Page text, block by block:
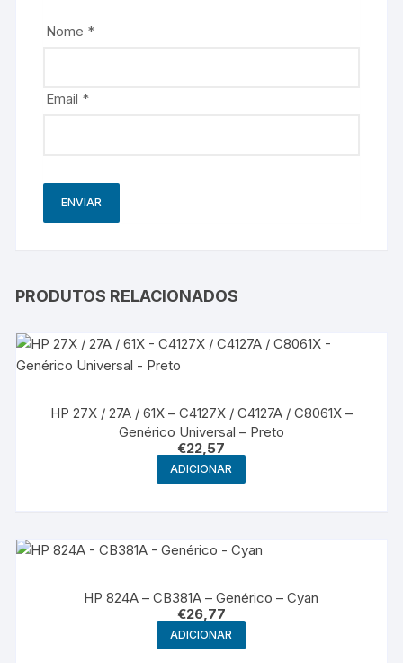
Nome *
Email *
PRODUTOS RELACIONADOS
HP 27X / 27A / 61X – C4127X / C4127A / C8061X –
Genérico Universal – Preto
€22,57
ADICIONAR
HP 824A – CB381A – Genérico – Cyan
€26,77
ADICIONAR